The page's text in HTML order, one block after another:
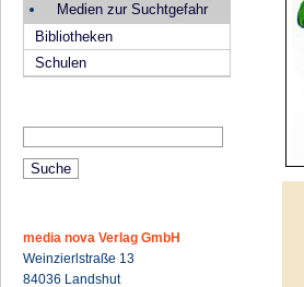
Medien zur Suchtgefahr
Bibliotheken
Schulen
media nova Verlag GmbH
Weinzierlstraße 13
84036 Landshut